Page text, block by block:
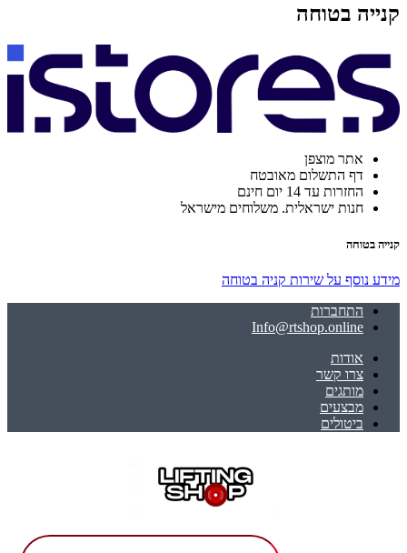
קנייה בטוחה
אתר מוצפן
דף התשלום מאובטח
החזרות עד 14 יום חינם
חנות ישראלית. משלוחים מישראל
קנייה בטוחה
מידע נוסף על שירות קניה בטוחה
התחברות
Info@rtshop.online
אודות
צרו קשר
מותגים
מבצעים
ביטולים